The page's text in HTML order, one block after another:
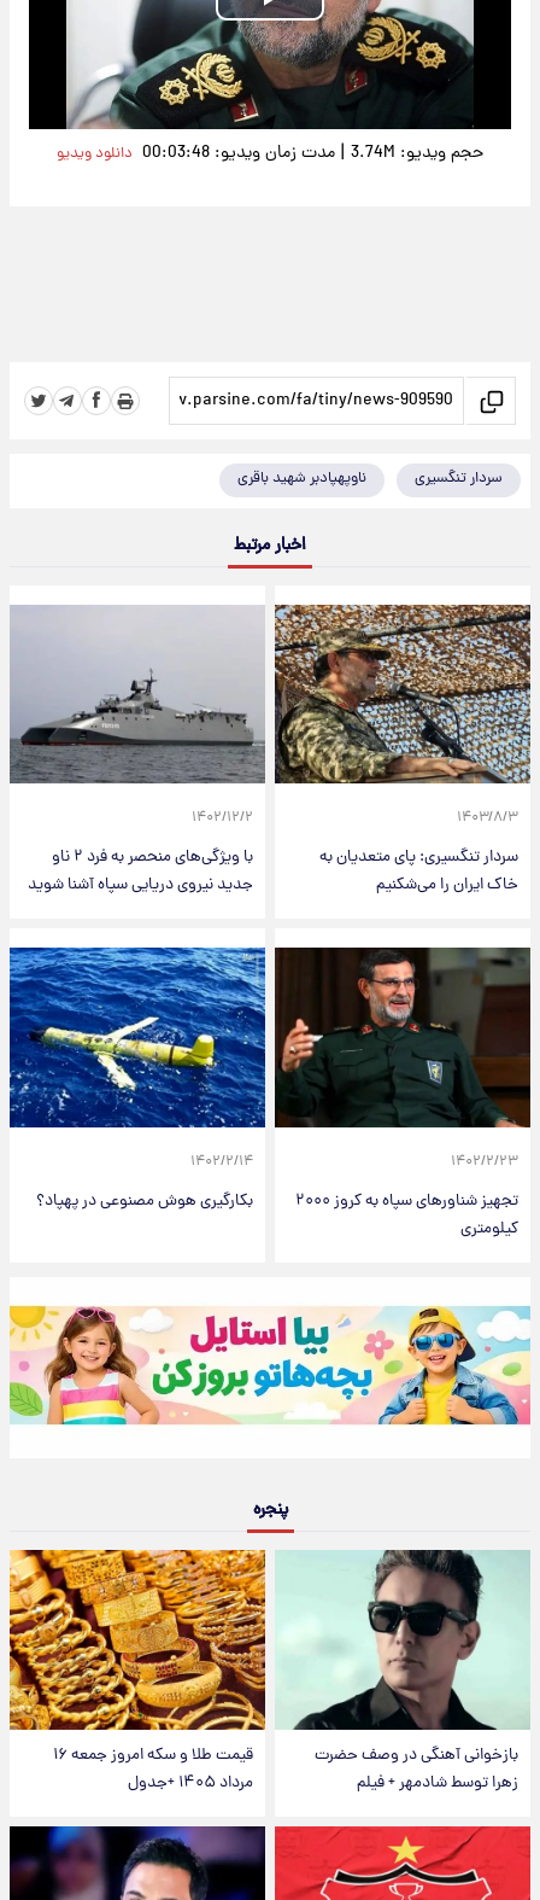
Play
Video
حجم ویدیو: 3.74M | مدت زمان ویدیو: 00:03:48 دانلود ویدیو
سردار تنگسیری ناوپهپادبر شهید باقری
اخبار مرتبط
۱۴۰۳/۸/۳
سردار تنگسیری: پای متعدیان به
خاک ایران را می‌شکنیم
۱۴۰۲/۱۲/۲
با ویژگی‌های منحصر به فرد ۲ ناو
جدید نیروی دریایی سپاه آشنا شوید
۱۴۰۲/۲/۲۳
تجهیز شناورهای سپاه به کروز ۲۰۰۰
کیلومتری
۱۴۰۲/۲/۱۴
بکارگیری هوش مصنوعی در پهپاد؟
پنجره
بازخوانی آهنگی در وصف حضرت
زهرا توسط شادمهر + فیلم
قیمت طلا و سکه امروز جمعه ۱۶
مرداد ۱۴۰۵ +جدول